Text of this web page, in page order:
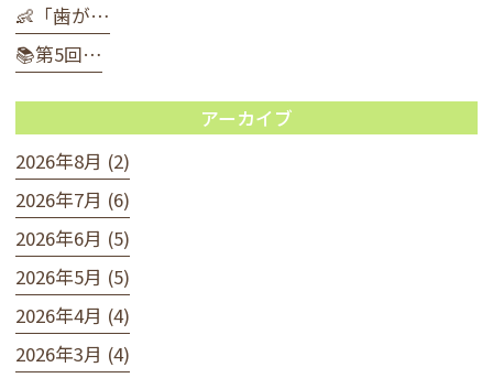
👶「歯が…
📚第5回…
アーカイブ
2026年8月 (2)
2026年7月 (6)
2026年6月 (5)
2026年5月 (5)
2026年4月 (4)
2026年3月 (4)